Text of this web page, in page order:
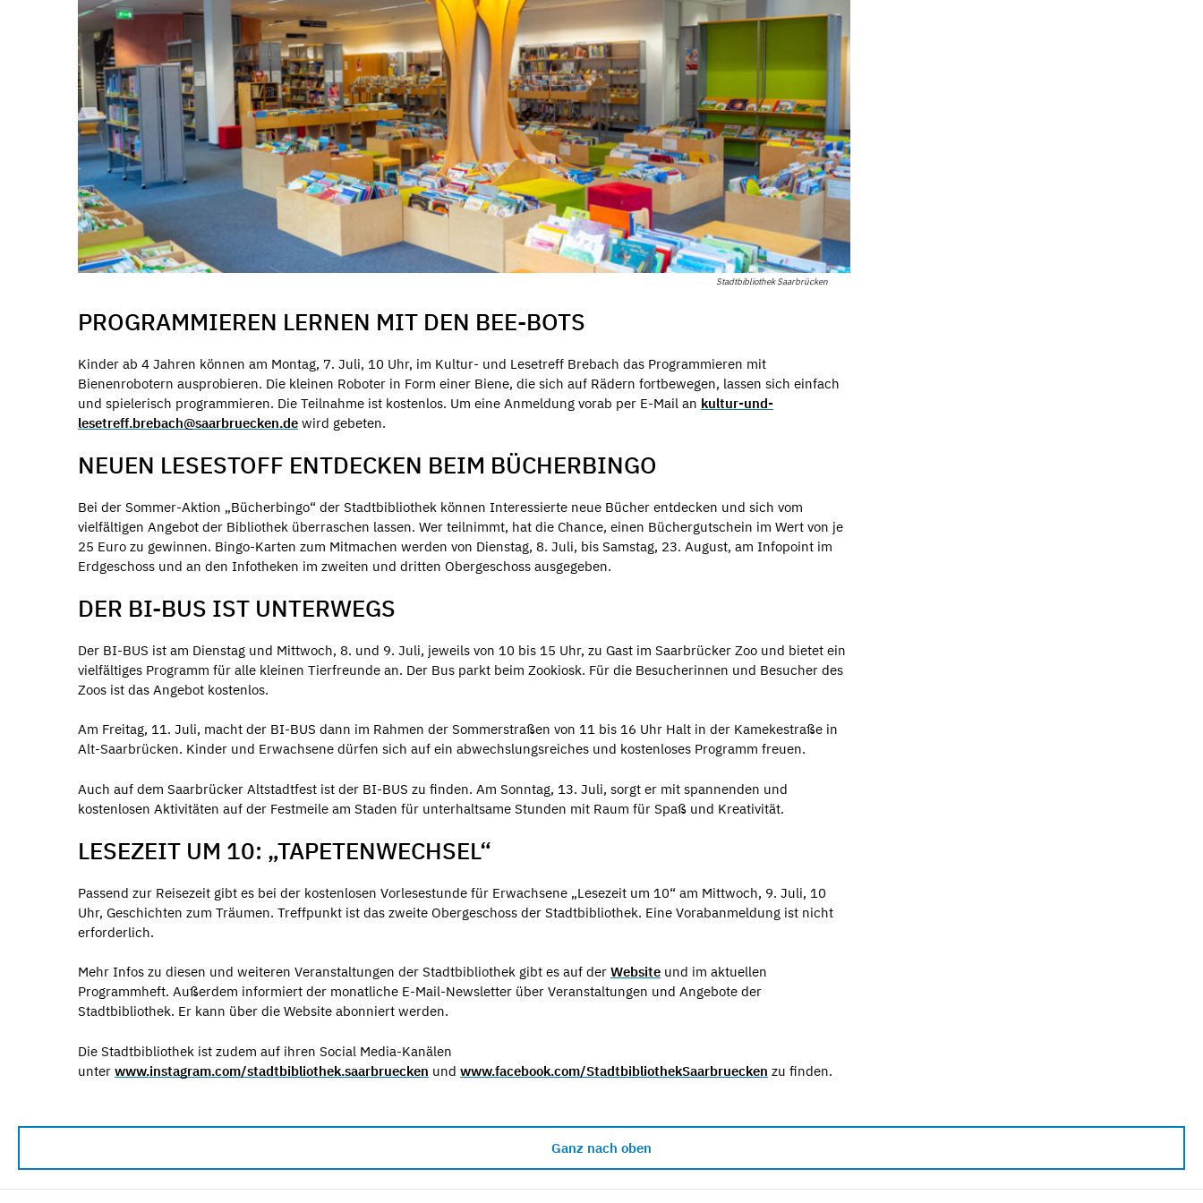
Stadtbibliothek Saarbrücken
PROGRAMMIEREN LERNEN MIT DEN BEE-BOTS
Kinder ab 4 Jahren können am Montag, 7. Juli, 10 Uhr, im Kultur- und Lesetreff Brebach das Programmieren mit
Bienenrobotern ausprobieren. Die kleinen Roboter in Form einer Biene, die sich auf Rädern fortbewegen, lassen sich einfach
und spielerisch programmieren. Die Teilnahme ist kostenlos. Um eine Anmeldung vorab per E-Mail an kultur-und-
lesetreff.brebach@saarbruecken.de wird gebeten.
NEUEN LESESTOFF ENTDECKEN BEIM BÜCHERBINGO
Bei der Sommer-Aktion „Bücherbingo“ der Stadtbibliothek können Interessierte neue Bücher entdecken und sich vom
vielfältigen Angebot der Bibliothek überraschen lassen. Wer teilnimmt, hat die Chance, einen Büchergutschein im Wert von je
25 Euro zu gewinnen. Bingo-Karten zum Mitmachen werden von Dienstag, 8. Juli, bis Samstag, 23. August, am Infopoint im
Erdgeschoss und an den Infotheken im zweiten und dritten Obergeschoss ausgegeben.
DER BI-BUS IST UNTERWEGS
Der BI-BUS ist am Dienstag und Mittwoch, 8. und 9. Juli, jeweils von 10 bis 15 Uhr, zu Gast im Saarbrücker Zoo und bietet ein
vielfältiges Programm für alle kleinen Tierfreunde an. Der Bus parkt beim Zookiosk. Für die Besucherinnen und Besucher des
Zoos ist das Angebot kostenlos.
Am Freitag, 11. Juli, macht der BI-BUS dann im Rahmen der Sommerstraßen von 11 bis 16 Uhr Halt in der Kamekestraße in
Alt-Saarbrücken. Kinder und Erwachsene dürfen sich auf ein abwechslungsreiches und kostenloses Programm freuen.
Auch auf dem Saarbrücker Altstadtfest ist der BI-BUS zu finden. Am Sonntag, 13. Juli, sorgt er mit spannenden und
kostenlosen Aktivitäten auf der Festmeile am Staden für unterhaltsame Stunden mit Raum für Spaß und Kreativität.
LESEZEIT UM 10: „TAPETENWECHSEL“
Passend zur Reisezeit gibt es bei der kostenlosen Vorlesestunde für Erwachsene „Lesezeit um 10“ am Mittwoch, 9. Juli, 10
Uhr, Geschichten zum Träumen. Treffpunkt ist das zweite Obergeschoss der Stadtbibliothek. Eine Vorabanmeldung ist nicht
erforderlich.
Mehr Infos zu diesen und weiteren Veranstaltungen der Stadtbibliothek gibt es auf der Website und im aktuellen
Programmheft. Außerdem informiert der monatliche E-Mail-Newsletter über Veranstaltungen und Angebote der
Stadtbibliothek. Er kann über die Website abonniert werden.
Die Stadtbibliothek ist zudem auf ihren Social Media-Kanälen
unter www.instagram.com/stadtbibliothek.saarbruecken und www.facebook.com/StadtbibliothekSaarbruecken zu finden.
Ganz nach oben